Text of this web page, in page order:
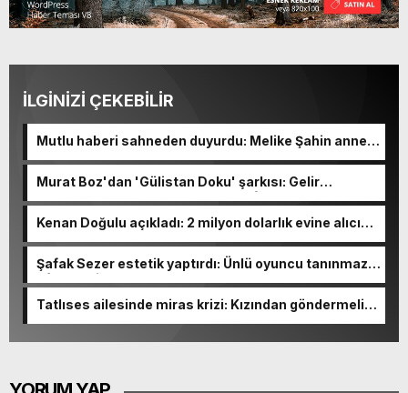
İLGİNİZİ ÇEKEBİLİR
Mutlu haberi sahneden duyurdu: Melike Şahin anne
Murat Boz'dan 'Gülistan Doku' şarkısı: Gelir
Korunmaya Muhtaç Çocuklar Vakfı'na bağışlanacak
Kenan Doğulu açıkladı: 2 milyon dolarlık evine alıcı
Şafak Sezer estetik yaptırdı: Ünlü oyuncu tanınmaz
hâle geldi
Tatlıses ailesinde miras krizi: Kızından göndermeli